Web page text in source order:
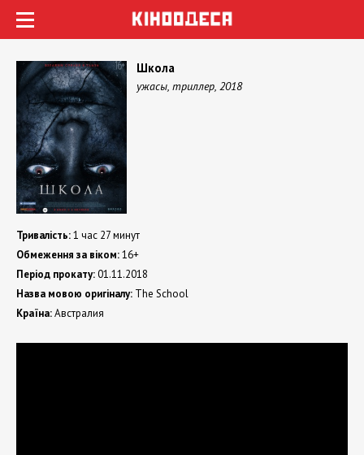
Школа
ужасы, триллер, 2018
Тривалість:1 час 27 минут
Обмеження за віком:16+
Період прокату:01.11.2018
Назва мовою оригіналу: The School
Країна:Австралия